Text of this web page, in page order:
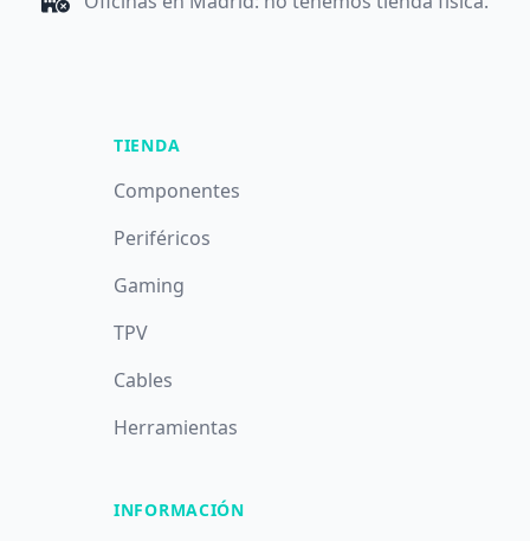
TIENDA
Componentes
Periféricos
Gaming
TPV
Cables
Herramientas
INFORMACIÓN